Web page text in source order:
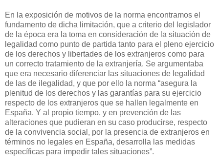
En la exposición de motivos de la norma encontramos el
fundamento de dicha limitación, que a criterio del legislador
de la época era la toma en consideración de la situación de
legalidad como punto de partida tanto para el pleno ejercicio
de los derechos y libertades de los extranjeros como para
un correcto tratamiento de la extranjería. Se argumentaba
que era necesario diferenciar las situaciones de legalidad
de las de ilegalidad, y que por ello la norma “asegura la
plenitud de los derechos y las garantías para su ejercicio
respecto de los extranjeros que se hallen legalmente en
España. Y al propio tiempo, y en prevención de las
alteraciones que pudieran en su caso producirse, respecto
de la convivencia social, por la presencia de extranjeros en
términos no legales en España, desarrolla las medidas
específicas para impedir tales situaciones”.